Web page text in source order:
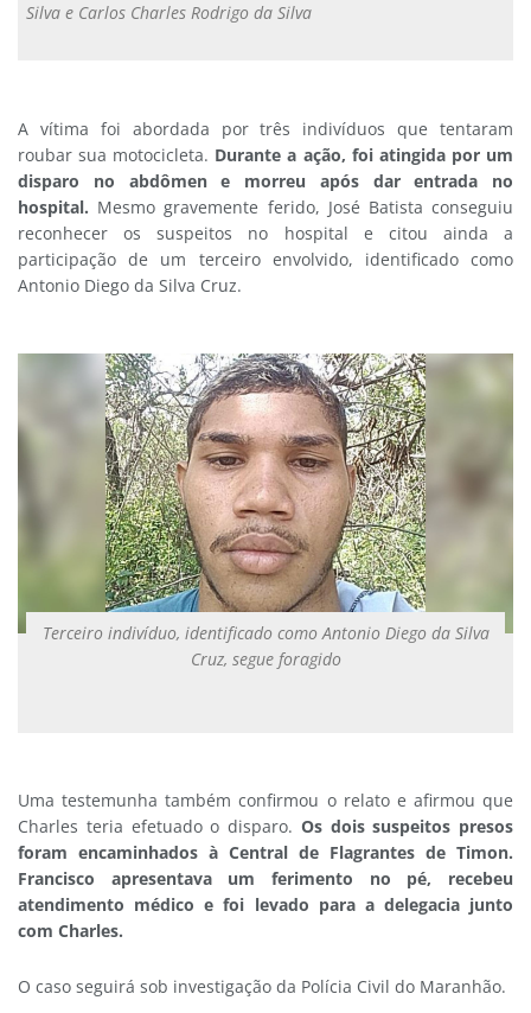
Silva e Carlos Charles Rodrigo da Silva
A vítima foi abordada por três indivíduos que tentaram
roubar sua motocicleta. Durante a ação, foi atingida por um
disparo no abdômen e morreu após dar entrada no
hospital. Mesmo gravemente ferido, José Batista conseguiu
reconhecer os suspeitos no hospital e citou ainda a
participação de um terceiro envolvido, identificado como
Antonio Diego da Silva Cruz.
Terceiro indivíduo, identificado como Antonio Diego da Silva
Cruz, segue foragido
Uma testemunha também confirmou o relato e afirmou que
Charles teria efetuado o disparo. Os dois suspeitos presos
foram encaminhados à Central de Flagrantes de Timon.
Francisco apresentava um ferimento no pé, recebeu
atendimento médico e foi levado para a delegacia junto
com Charles.
O caso seguirá sob investigação da Polícia Civil do Maranhão.